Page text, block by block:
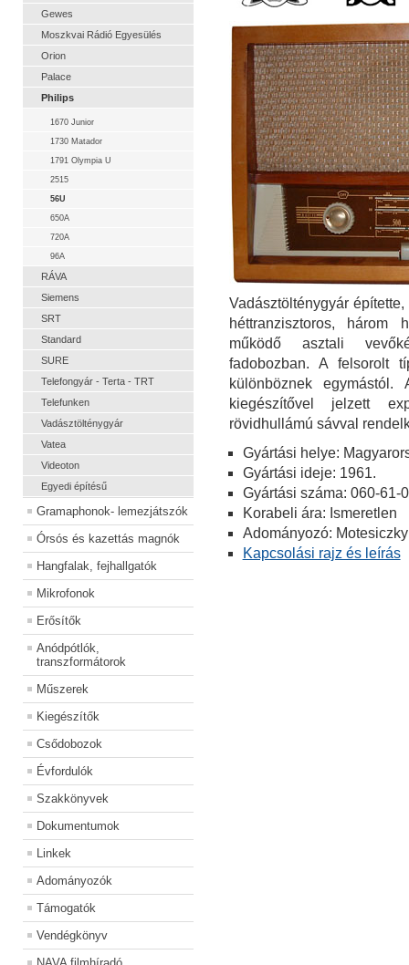
Gewes
Moszkvai Rádió Egyesülés
Orion
Palace
Philips
1670 Junior
1730 Matador
1791 Olympia U
2515
56U
650A
720A
96A
RÁVA
Siemens
SRT
Standard
SURE
Telefongyár - Terta - TRT
Telefunken
Vadásztölténygyár
Vatea
Videoton
Egyedi építésű
Gramaphonok- lemezjátszók
Órsós és kazettás magnók
Hangfalak, fejhallgatók
Mikrofonok
Erősítők
Anódpótlók,
transzformátorok
Műszerek
Kiegészítők
Csődobozok
Évfordulók
Szakkönyvek
Dokumentumok
Linkek
Adományozók
Támogatók
Vendégkönyv
Vadásztölténygyár
héttranzisztoros, három
működő asztali
fadobozban. A felsorolt
különböznek
kiegészítővel jelzett
rövidhullámú sávval
Gyártási helye:
Gyártási ideje: 1961.
Gyártási száma: 060-61-
Korabeli ára: Ismeretlen
Adományozó:
Kapcsolási rajz és leírás